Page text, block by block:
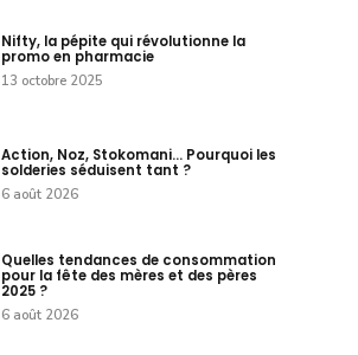
Nifty, la pépite qui révolutionne la
promo en pharmacie
13 octobre 2025
Action, Noz, Stokomani… Pourquoi les
solderies séduisent tant ?
6 août 2026
Quelles tendances de consommation
pour la fête des mères et des pères
2025 ?
6 août 2026